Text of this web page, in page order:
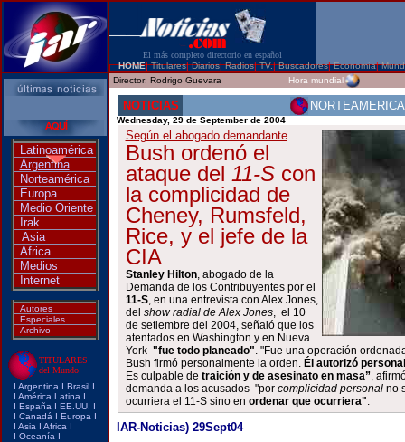
El más completo directorio en español
HOME|Titulares| Diarios| Radios| TV.|Buscadores|Economía|
Latinoamérica
Argentina
Norteamérica
Europa
Medio Oriente
Irak
Asia
Africa
Medios
Internet
Autores
Especiales
Archivo
TITULARES
del Mundo
I Argentina I Brasil I
I América Latina I
I España I EE.UU.
I
I Canadá I Europa I
I Asia I Africa I
I Oceanía I
Director: Rodrigo Guevara Hora mundial
NOTICIAS NORTEAMERICA
Wednesday, 29 de September de 2004
Según el abogado demandante
Bush ordenó el
ataque del 11-Scon
la complicidad de
Cheney, Rumsfeld,
Rice, y el jefe de la
CIA
Stanley Hilton, abogado de la
Demanda de los Contribuyentes por el
11-S, en una entrevista con Alex Jones,
del show radial de Alex Jones, el 10
de setiembre del 2004, señaló que los
atentados en Washington y en Nueva
York "fue todo planeado". "Fue una operación
Bush firmó personalmente la orden. Él autorizó
Es culpable de traición y de asesinato en masa”,
demanda a los acusados "por complicidad personalno
ocurriera el 11-S sino en ordenar que ocurriera".
IAR-Noticias) 29Sept04